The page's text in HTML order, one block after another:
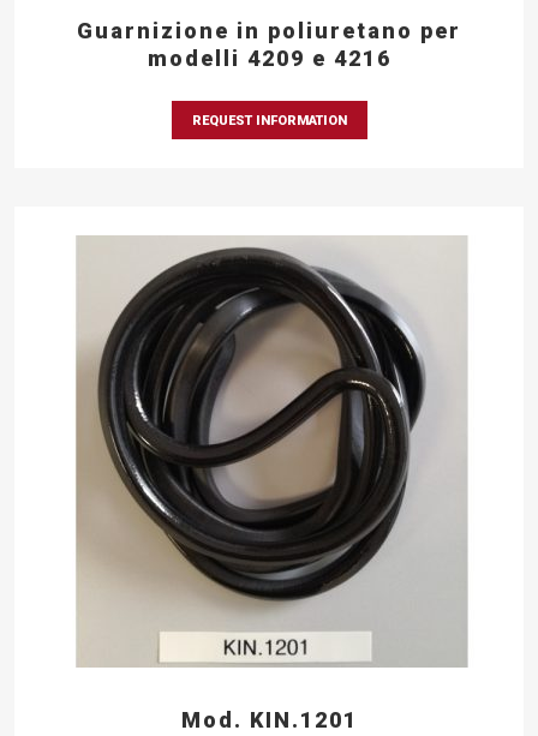
Guarnizione in poliuretano per
modelli 4209 e 4216
REQUEST INFORMATION
Mod. KIN.1201